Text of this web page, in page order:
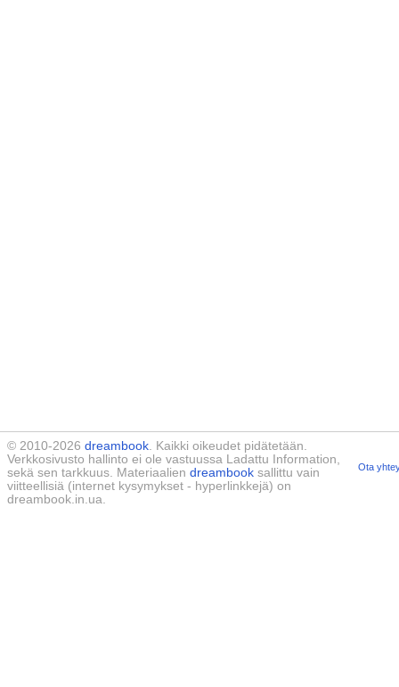
© 2010-2026 dreambook. Kaikki oikeudet pidätetään.
Verkkosivusto hallinto ei ole vastuussa Ladattu Information,
sekä sen tarkkuus. Materiaalien dreambook sallittu vain
viitteellisiä (internet kysymykset - hyperlinkkejä) on
dreambook.in.ua.
Ota